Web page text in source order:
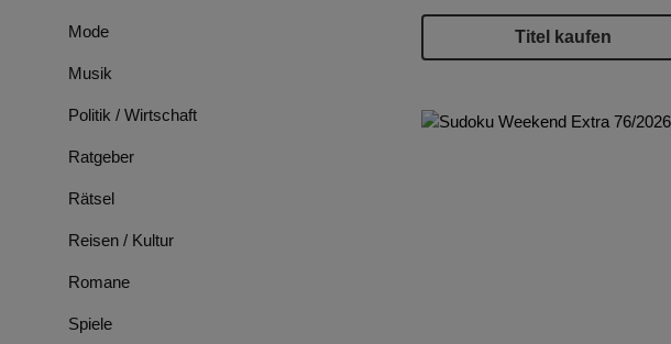
Mode
Musik
Politik / Wirtschaft
Ratgeber
Rätsel
Reisen / Kultur
Romane
Spiele
Titel kaufen